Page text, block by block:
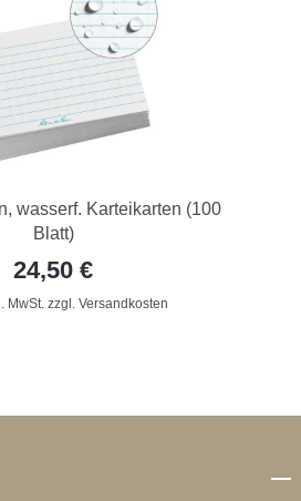
Karteikarten (100
Blatt)
24,50 €
MwSt. zzgl. Versandkosten